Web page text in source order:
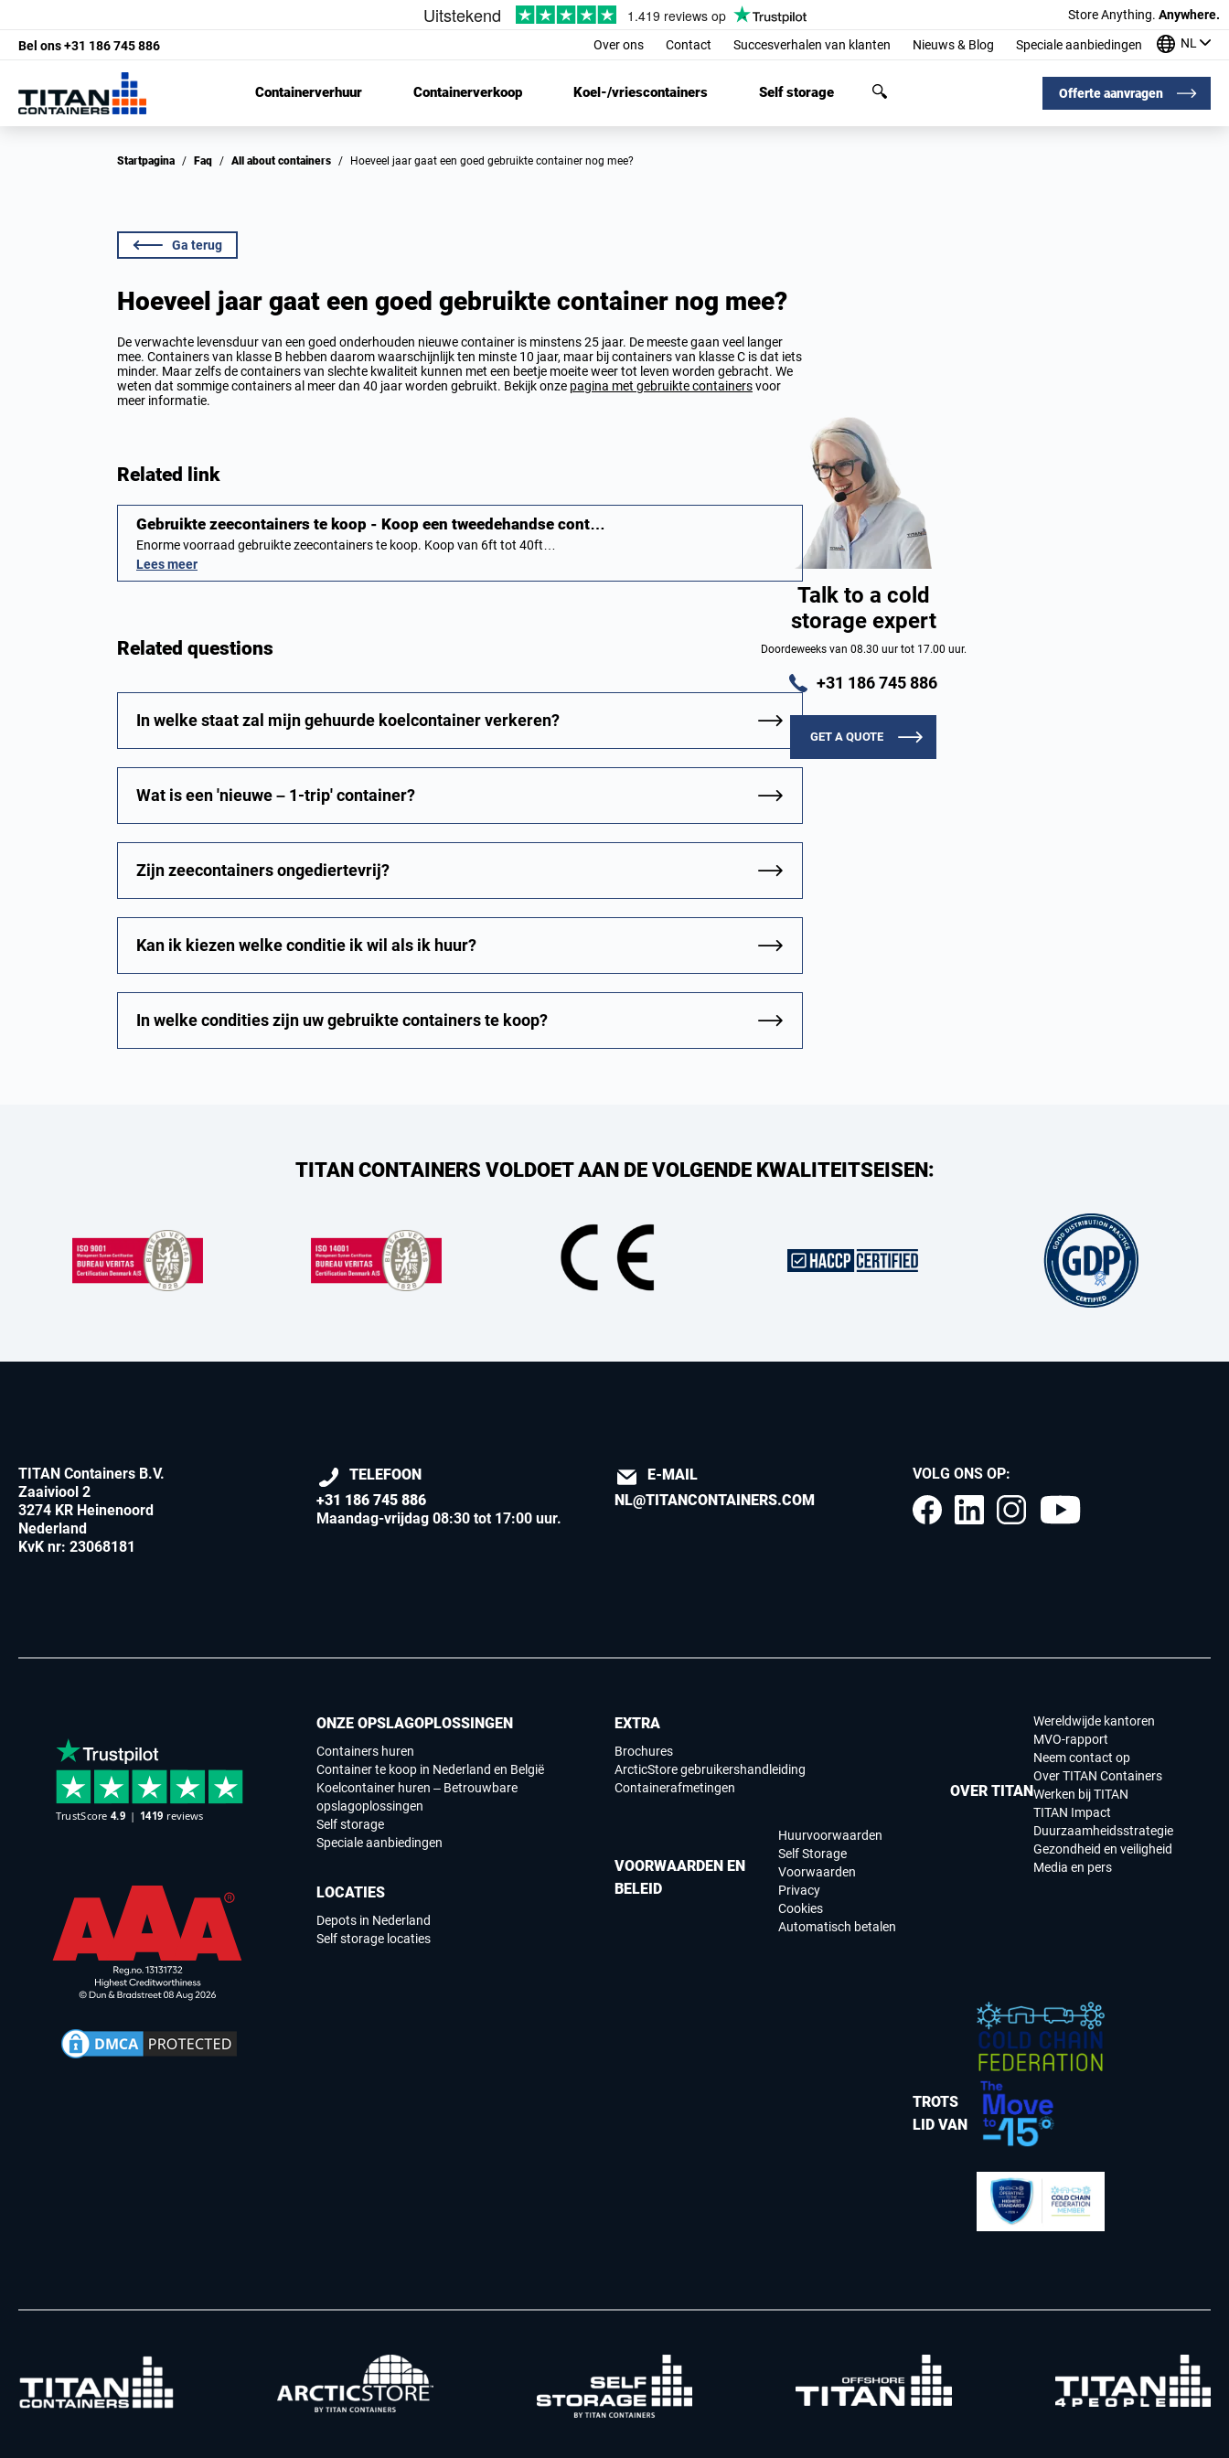
Store Anything. Anywhere.
Bel ons+31 186 745 886 Over ons Contact Succesverhalen van klanten Nieuws & Blog Speciale aanbiedingen NL
Containerverhuur Containerverkoop Koel-/vriescontainers Self storage Offerte aanvragen
Startpagina / Faq / All about containers / Hoeveel jaar gaat een goed gebruikte container nog mee?
Ga terug
Hoeveel jaar gaat een goed gebruikte container nog mee?
De verwachte levensduur van een goed onderhouden nieuwe container is minstens 25 jaar. De meeste gaan veel langer
mee. Containers van klasse B hebben daarom waarschijnlijk ten minste 10 jaar, maar bij containers van klasse C is dat iets
minder. Maar zelfs de containers van slechte kwaliteit kunnen met een beetje moeite weer tot leven worden gebracht. We
weten dat sommige containers al meer dan 40 jaar worden gebruikt. Bekijk onze pagina met gebruikte containersvoor
meer informatie.
Related link
Gebruikte zeecontainers te koop - Koop een tweedehandse cont…
Enorme voorraad gebruikte zeecontainers te koop. Koop van 6ft tot 40ft…
Lees meer
Related questions
In welke staat zal mijn gehuurde koelcontainer verkeren?
Wat is een 'nieuwe – 1-trip' container?
Zijn zeecontainers ongediertevrij?
Kan ik kiezen welke conditie ik wil als ik huur?
In welke condities zijn uw gebruikte containers te koop?
Talk to a cold
storage expert
Doordeweeks van 08.30 uur tot 17.00 uur.
+31 186 745 886
GET A QUOTE
TITAN CONTAINERS VOLDOET AAN DE VOLGENDE KWALITEITSEISEN:
TITAN Containers B.V.
Zaaiviool 2
3274 KR Heinenoord
Nederland
KvK nr: 23068181
TELEFOON
+31 186 745 886
Maandag-vrijdag 08:30 tot 17:00 uur.
E-MAIL
NL@TITANCONTAINERS.COM
VOLG ONS OP:
ONZE OPSLAGOPLOSSINGEN
Containers huren
Container te koop in Nederland en België
Koelcontainer huren – Betrouwbare
opslagoplossingen
Self storage
Speciale aanbiedingen
LOCATIES
Depots in Nederland
Self storage locaties
OVER TITAN
Wereldwijde kantoren
MVO-rapport
Neem contact op
Over TITAN Containers
Werken bij TITAN
TITAN Impact
Duurzaamheidsstrategie
Gezondheid en veiligheid
Media en pers
EXTRA
Brochures
ArcticStore gebruikershandleiding
Containerafmetingen
VOORWAARDEN EN
BELEID
Huurvoorwaarden
Self Storage
Voorwaarden
Privacy
Cookies
Automatisch betalen
TROTS
LID VAN